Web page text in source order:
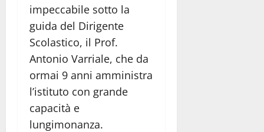
impeccabile sotto la
guida del Dirigente
Scolastico, il Prof.
Antonio Varriale, che da
ormai 9 anni amministra
l’istituto con grande
capacità e
lungimonanza.